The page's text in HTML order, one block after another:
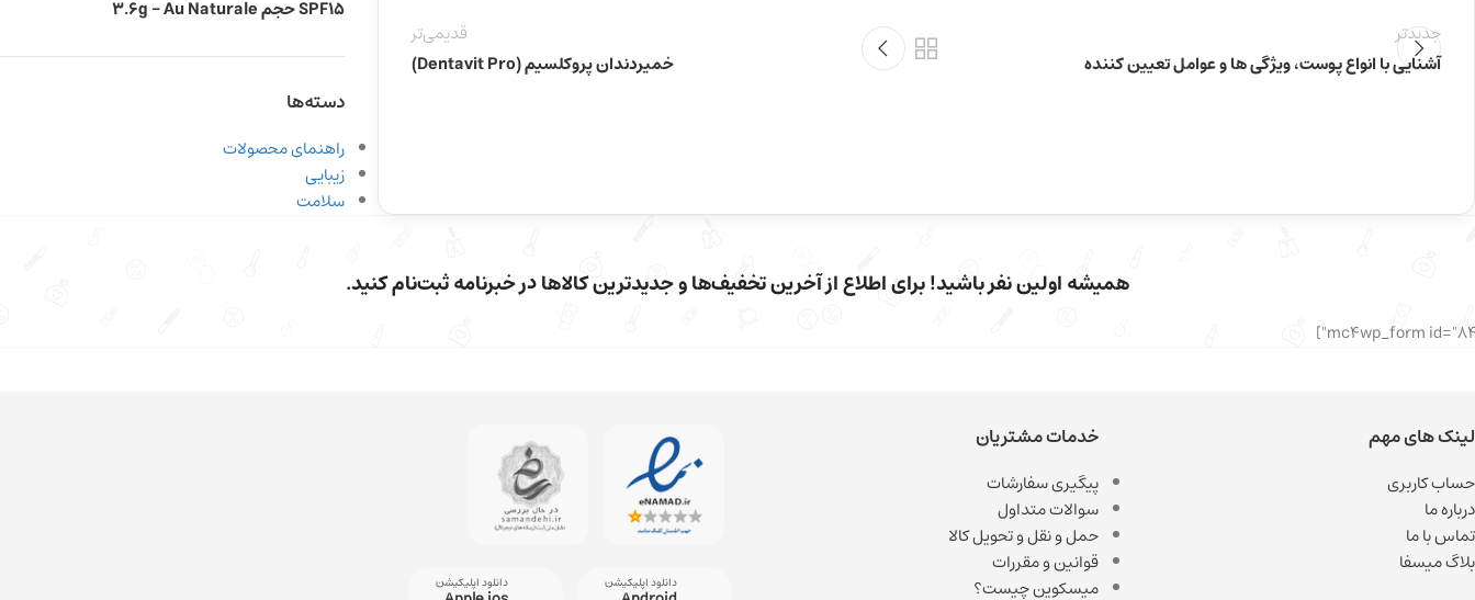
جدیدتر
آشنایی با انواع پوست، ویژگی ها و عوامل تعیین کننده
قدیمی‌تر
خمیردندان پروکلسیم (Dentavit Pro)
SPF15 حجم 3.6g – Au Naturale
دسته‌ها
راهنمای محصولات
زیبایی
سلامت
همیشه اولین نفر باشید! برای اطلاع از آخرین تخفیف‌ها و جدیدترین کالاها در خبرنامه ثبت‌نام کنید.
لینک های مهم
حساب کاربری
درباره ما
تماس با ما
بلاگ میسفا
خدمات مشتریان
پیگیری سفارشات
سوالات متداول
حمل و نقل و تحویل کالا
قوانین و مقررات
میسکوین چیست؟
دانلود اپلیکیشن دانلود اپلیکیشن